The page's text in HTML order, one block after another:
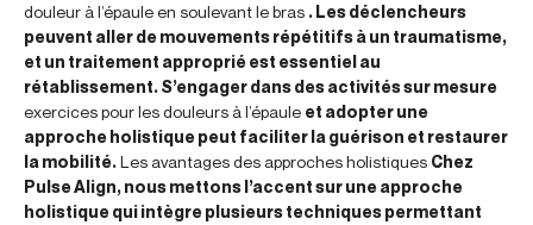
douleur à l’épaule en soulevant le bras . Les déclencheurs
peuvent aller de mouvements répétitifs à un traumatisme,
et un traitement approprié est essentiel au
rétablissement. S’engager dans des activités sur mesure
exercices pour les douleurs à l’épaule et adopter une
approche holistique peut faciliter la guérison et restaurer
la mobilité.Les avantages des approches holistiques Chez
Pulse Align, nous mettons l’accent sur une approche
holistique qui intègre plusieurs techniques permettant